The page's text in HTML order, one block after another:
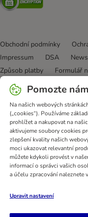
Obchodní podmínky
Impressum
DSA
Způsob platby
Formulář
Věrnostní karta
bitiba GmbH2026
Pomozte
Na našich webových
(„cookies“). Používáme
prohlížet a nakupovat na
aktivujeme soubory cookies
zlepšení kvality našich
moci ukazovat relevantní
můžete kdykoli provést v
informací o správci vašich
a účelu zpracování naleznete
Upravit nastavení